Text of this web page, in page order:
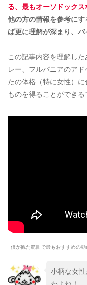
る、最もオーソドック
他の方の情報を参考に
ば更に理解が深まり、
この記事内容を理解し
レー、フルパニアのア
たの体格（特に女性）
ものを得ることができる
僕が観た範囲で最もおすすめの動
小柄な女